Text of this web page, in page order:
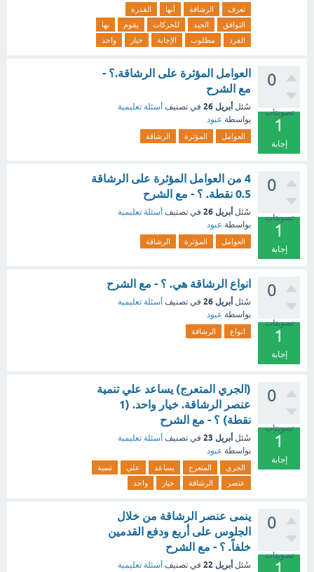
تعرف الرشاقة أنها
القدرة
التوافق
الجيد للحركات يقوم
بها
الفرد
مطلوب الإجابة خيار واحد
0
تصويتات
1
إجابة
العوامل المؤثرة على الرشاقة.؟ -
مع الشرح
سُئل أبريل 26 في تصنيف أسئلة تعليمية
بواسطة عبود
العوامل المؤثرة الرشاقة
0
تصويتات
1
إجابة
4 من العوامل المؤثرة على الرشاقة
0.5 نقطة. ؟ - مع الشرح
سُئل أبريل 26 في تصنيف أسئلة تعليمية
بواسطة عبود
العوامل المؤثرة الرشاقة
0
تصويتات
1
إجابة
انواع الرشاقة هي. ؟ - مع الشرح
سُئل أبريل 26 في تصنيف أسئلة تعليمية
بواسطة عبود
انواع الرشاقة
0
تصويتات
1
إجابة
(الجري المتعرج) يساعد علي تنمية
عنصر الرشاقة. خيار واحد. (1
نقطة) ؟ - مع الشرح
سُئل أبريل 23 في تصنيف أسئلة تعليمية
بواسطة عبود
الجري المتعرج يساعد علي
تنمية
عنصر
الرشاقة خيار واحد
0
تصويتات
1
ينمى عنصر الرشاقة من خلال
الجلوس على أربع ودفع القدمين
خلفاً. ؟ - مع الشرح
سُئل أبريل 22 في تصنيف أسئلة تعليمية